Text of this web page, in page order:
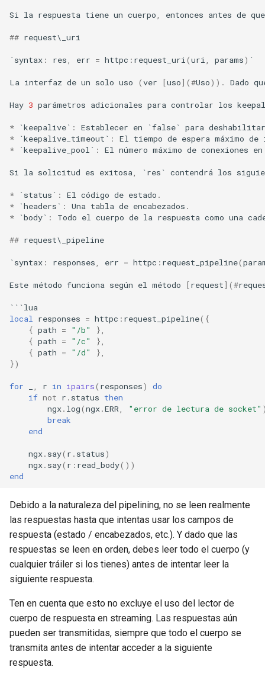
var
waf
wasm-wasmtime
xslt
xss
Si la respuesta tiene un cuerpo entonces antes de que
## request\ _uri
` syntax : res err = httpc : request_uri (uri params) `
La interfaz de un solo uso (ver [uso](#Uso)). Dado
Hay 3 parámetros adicionales para controlar los
* `keepalive` : Establecer en `false` para deshabilitar
*
`keepalive_timeout ` : El tiempo de espera máximo de
*
`keepalive_pool ` : El número máximo de conexiones en
Si la solicitud es exitosa ` res ` contendrá los
* ` status ` : El código de estado .
*
`headers ` : Una tabla de encabezados .
*
`body` : Todo el cuerpo de la respuesta como una
## request\ _pipeline
` syntax : responses err = httpc : request_pipeline(
Este método funciona según el método [request](#
``` lua
local
responses = httpc : request_pipeline({
{ path = "/b"
},
{ path = "/c"
},
{ path = "/d"
},
})
for r in ipairs( responses)
do
if not r . status then
ngx. log(ngx.ERR "error de lectura de socket"
break
end
ngx. say( r . status)
ngx. say( r : read_body())
end
Debido a la naturaleza del pipelining, no se leen realmente
las respuestas hasta que intentas usar los campos de
respuesta (estado / encabezados, etc.). Y dado que las
respuestas se leen en orden, debes leer todo el cuerpo (y
cualquier tráiler si los tienes) antes de intentar leer la
siguiente respuesta.
Ten en cuenta que esto no excluye el uso del lector de
cuerpo de respuesta en streaming. Las respuestas aún
pueden ser transmitidas, siempre que todo el cuerpo se
transmita antes de intentar acceder a la siguiente
respuesta.